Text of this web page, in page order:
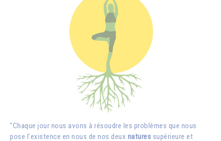
"Chaque jour nous avons à résoudre les problèmes que nous
pose l’existence en nous de nos deux natures supérieure et